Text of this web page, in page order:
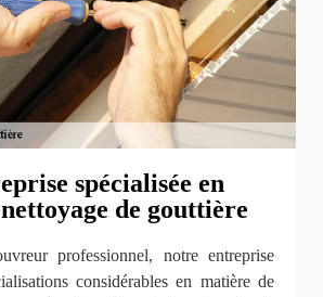
spécialisée en
de gouttière
professionnel, notre entreprise
considérables en matière de